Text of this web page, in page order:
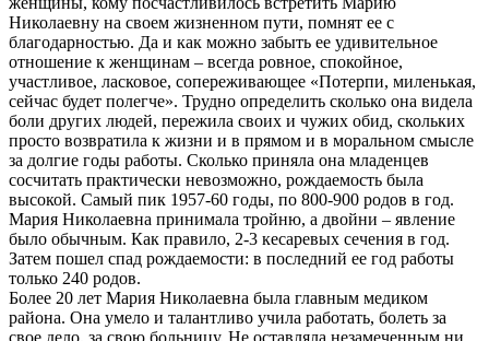
Николаевну на своем жизненном пути, помнят ее с
благодарностью. Да и как можно забыть ее удивительное
отношение к женщинам – всегда ровное, спокойное,
участливое, ласковое, сопереживающее «Потерпи, миленькая,
сейчас будет полегче». Трудно определить сколько она видела
боли других людей, пережила своих и чужих обид, скольких
просто возвратила к жизни и в прямом и в моральном смысле
за долгие годы работы. Сколько приняла она младенцев
сосчитать практически невозможно, рождаемость была
высокой. Самый пик 1957-60 годы, по 800-900 родов в год.
Мария Николаевна принимала тройню, а двойни – явление
было обычным. Как правило, 2-3 кесаревых сечения в год.
Затем пошел спад рождаемости: в последний ее год работы
только 240 родов.
Более 20 лет Мария Николаевна была главным медиком
района. Она умело и талантливо учила работать, болеть за